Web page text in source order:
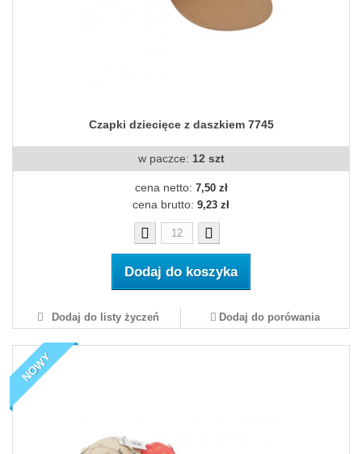
Czapki dziecięce z daszkiem 7745
w paczce: 12 szt
cena netto: 7,50 zł
cena brutto: 9,23 zł
Dodaj do koszyka
Dodaj do listy życzeń Dodaj do porówania
NOWY